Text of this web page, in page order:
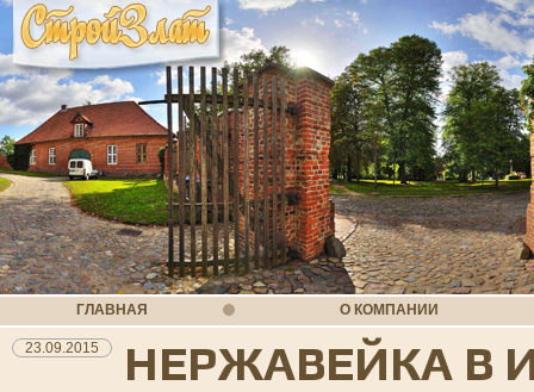
ГЛАВНАЯ О КОМПАНИИ
23.09.2015 НЕРЖАВЕЙКА В